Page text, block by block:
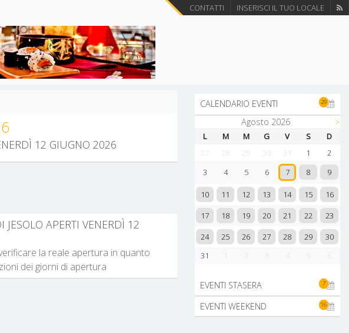
CONTATTI INSERISCI IL TUO LOCALE
12 GIUGNO 2026
JESOLO APERTI VENERDÌ 12
la reale apertura in quanto
dei giorni di apertura
CALENDARIO EVENTI 29
Agosto 2026 >
L M M G V S
D
27
28 29 30 31 1
2
3
4 5 6 7 8 9
10 11 12 13 14 15
16
17
18 19 20 21 22
23
24
25 26 27 28 29
30
31
EVENTI STASERA 7
EVENTI WEEKEND 16